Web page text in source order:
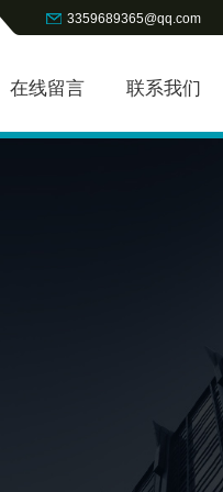
3359689365@qq.com
在线留言 联系我们